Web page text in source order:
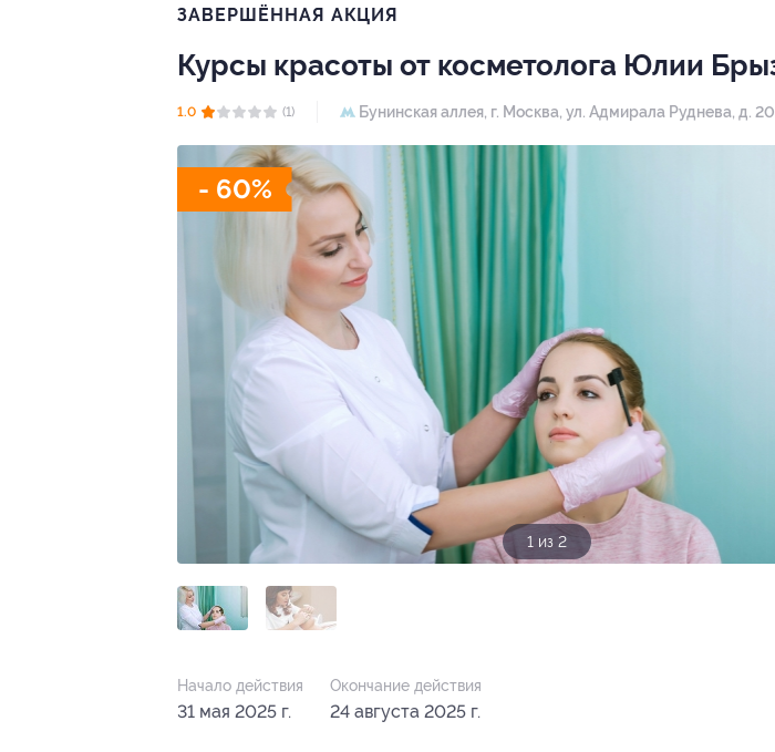
ЗАВЕРШЁННАЯ АКЦИЯ
Курсы красоты от косметолога Юлии
1.0 (1) Бунинская аллея, г. Москва, ул. Адмирала Руднева, д.
- 60%
1 из 2
Начало действия
31 мая 2025 г.
Окончание действия
24 августа 2025 г.